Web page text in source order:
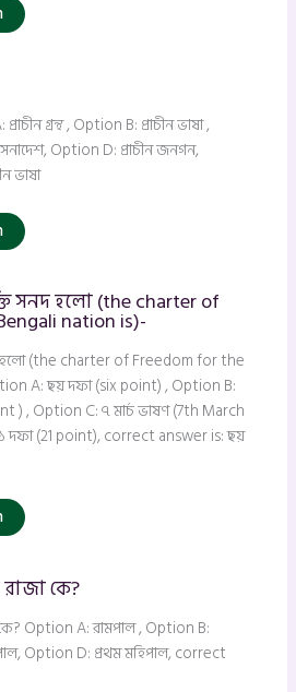
গ্রন্থ , Option B: প্রাচীন ভাষা ,
Option D: প্রাচীন জনগন,
ভাষা
সনদ হলো (the charter of
nation is)-
হলো (the charter of Freedom for the
A: ছয় দফা (six point) , Option B:
) , Option C: ৭ মার্চ ভাষণ (7th March
দফা (21 point), correct answer is: ছয়
কে?
Option A: রামপাল , Option B:
Option D: প্রথম মহিপাল, correct